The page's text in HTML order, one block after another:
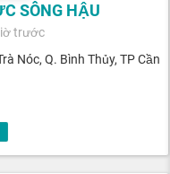
SÔNG HẬU
trước
Nóc, Q. Bình Thủy, TP Cần